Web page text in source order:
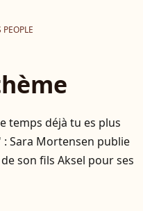
temps déjà tu es plus
Sara Mortensen publie
son fils Aksel pour ses